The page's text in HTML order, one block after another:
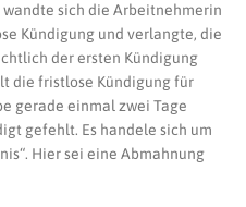
sich die Arbeitnehmerin
Kündigung und verlangte, die
der ersten Kündigung
die fristlose Kündigung für
gerade einmal zwei Tage
gefehlt. Es handele sich um
Hier sei eine Abmahnung